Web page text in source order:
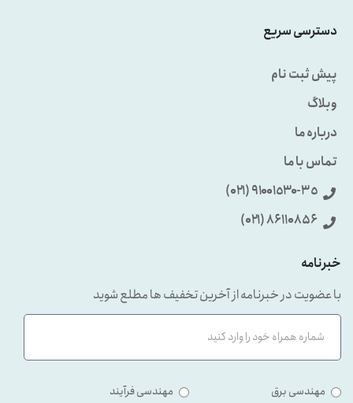
دسترسی سریع
پیش ثبت نام
وبلاگ
درباره ما
تماس با ما
٩۱۰۰۱٥۳۰-۳٥ (۰۲۱)
86110856 (۰۲۱)
خبرنامه
با عضویت در خبرنامه از آخرین تخفیف ها مطلع شوید
مهندسی برق
مهندسی فرآیند